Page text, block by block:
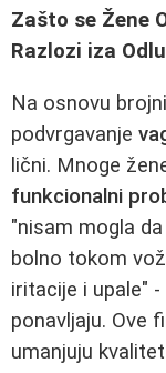
Zašto se Žene
Razlozi iza
Na osnovu
podvrgavanje
lični. Mnoge
funkcionalni
"nisam mogla
bolno tokom
iritacije i upale"
ponavljaju. Ove
umanjuju